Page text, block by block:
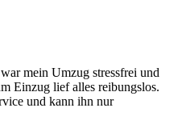
mein Umzug stressfrei und
Einzug lief alles reibungslos.
und kann ihn nur